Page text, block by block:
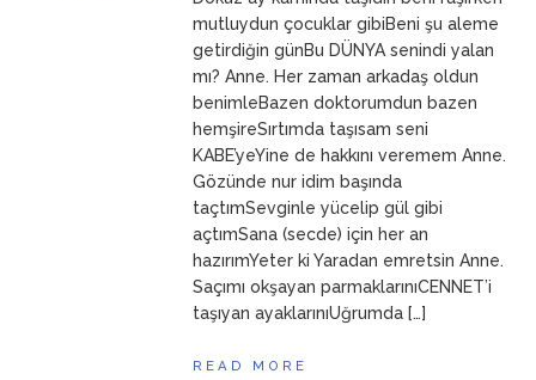
ANNEMmutluydun çocuklar gibiBeni şu aleme
getirdiğin günBu DÜNYA senindi yalan
mı? Anne. Her zaman arkadaş oldun
benimleBazen doktorumdun bazen
hemşireSırtımda taşısam seni
KABE’yeYine de hakkını veremem Anne.
Gözünde nur idim başında
taçtımSevginle yücelip gül gibi
açtımSana (secde) için her an
hazırımYeter ki Yaradan emretsin Anne.
Saçımı okşayan parmaklarınıCENNET’i
taşıyan ayaklarınıUğrumda […]
READ MORE